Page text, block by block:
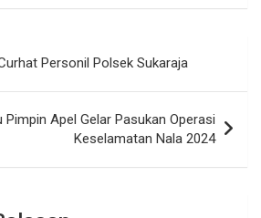
Personil Polsek Sukaraja
Pimpin Apel Gelar Pasukan Operasi
Keselamatan Nala 2024